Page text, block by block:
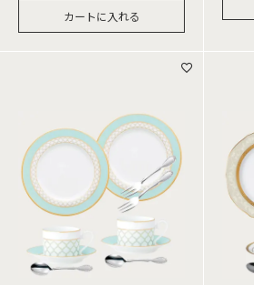
カートに入れる